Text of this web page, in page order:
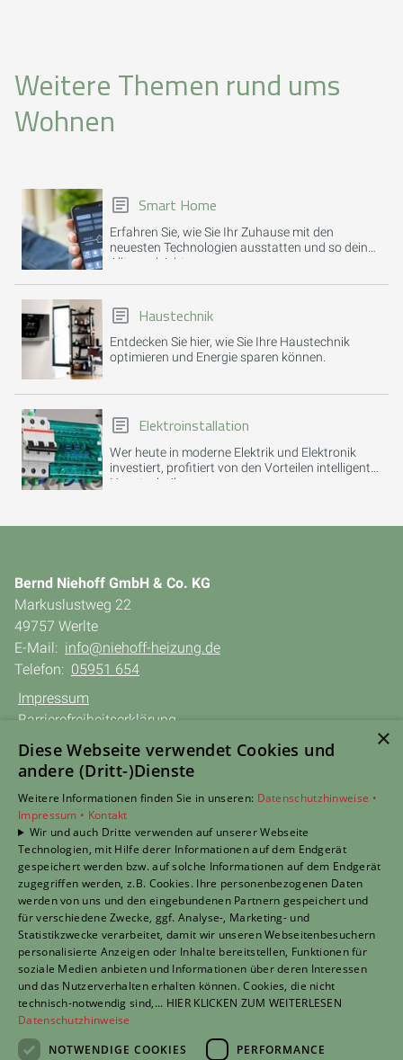
Weitere Themen rund ums
Wohnen
Smart Home
Erfahren Sie, wie Sie Ihr Zuhause mit den
neuesten Technologien ausstatten und so deinen
Alltag erleichtern.
Haustechnik
Entdecken Sie hier, wie Sie Ihre Haustechnik
optimieren und Energie sparen können.
Elektroinstallation
Wer heute in moderne Elektrik und Elektronik
investiert, profitiert von den Vorteilen intelligenter
Haustechnik.
Bernd Niehoff GmbH & Co. KG
Markuslustweg 22
49757 Werlte
E-Mail: info@niehoff-heizung.de
Telefon: 05951 654
Impressum
Barrierefreiheitserklärung
Datenschutzerklärung
AGB
TERMIN anfragen
Unsere Bereiche
Privatkunden
Gewerbekunden
Karriere
Unternehmen
Kontakt
Um externe HTML-Inhalte anzuzeigen, benötigen wir
Weitere Informationen finden Sie in unserer
×
Diese Webseite verwendet Cookies und
andere (Dritt-)Dienste
Weitere Informationen finden Sie in unseren: Datenschutzhinweise •
Impressum • Kontakt
Wir und auch Dritte verwenden auf unserer Webseite
Technologien, mit Hilfe derer Informationen auf dem Endgerät
gespeichert werden bzw. auf solche Informationen auf dem Endgerät
zugegriffen werden, z.B. Cookies. Ihre personenbezogenen Daten
werden von uns und den eingebundenen Partnern gespeichert und
für verschiedene Zwecke, ggf. Analyse-, Marketing- und
Statistikzwecke verarbeitet, damit wir unseren Webseitenbesuchern
personalisierte Anzeigen oder Inhalte bereitstellen, Funktionen für
soziale Medien anbieten und Informationen über deren Interessen
und das Nutzerverhalten erhalten können. Cookies, die nicht
technisch-notwendig sind,... HIER KLICKEN ZUM WEITERLESEN
Datenschutzhinweise
NOTWENDIGE COOKIES
PERFORMANCE